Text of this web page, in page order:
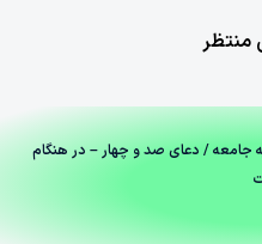
منتظر
جامعه/ دعای صد و چهار – در هنگام